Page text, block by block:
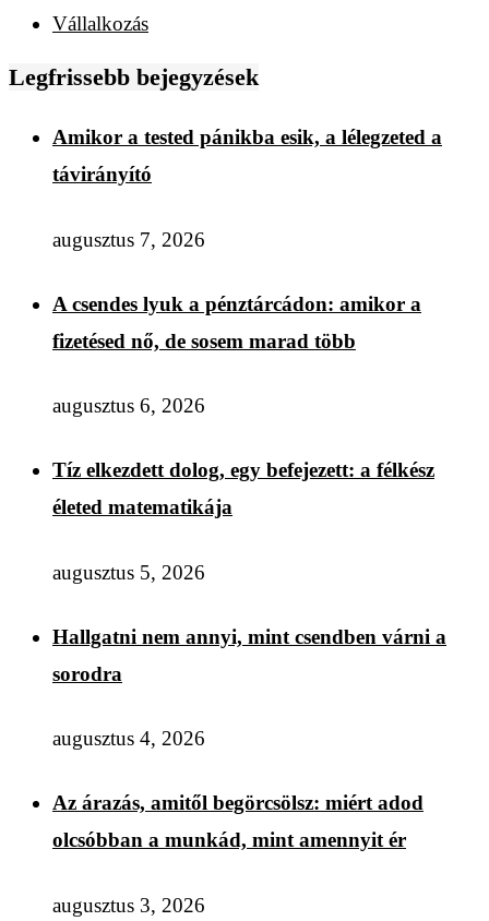
Vállalkozás
Legfrissebb bejegyzések
Amikor a tested pánikba esik, a lélegzeted a
távirányító
augusztus 7, 2026
A csendes lyuk a pénztárcádon: amikor a
fizetésed nő, de sosem marad több
augusztus 6, 2026
Tíz elkezdett dolog, egy befejezett: a félkész
életed matematikája
augusztus 5, 2026
Hallgatni nem annyi, mint csendben várni a
sorodra
augusztus 4, 2026
Az árazás, amitől begörcsölsz: miért adod
olcsóbban a munkád, mint amennyit ér
augusztus 3, 2026